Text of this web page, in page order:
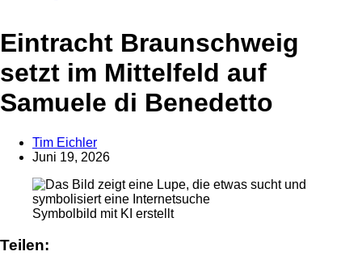
Eintracht Braunschweig
setzt im Mittelfeld auf
Samuele di Benedetto
Tim Eichler
Juni 19, 2026
Symbolbild mit KI erstellt
Teilen: